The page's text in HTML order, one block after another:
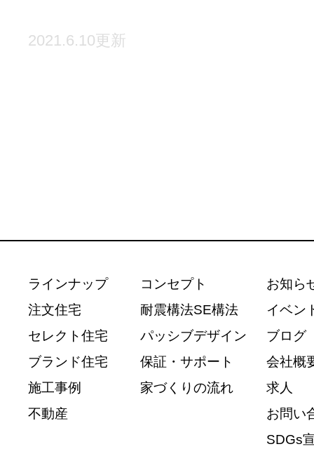
2021.6.10更新
ラインナップ
注文住宅
セレクト住宅
ブランド住宅
施工事例
不動産
コンセプト
耐震構法SE構法
パッシブデザイン
保証・サポート
家づくりの流れ
お知ら
イベン
ブログ
会社概
求人
お問い
SDGs